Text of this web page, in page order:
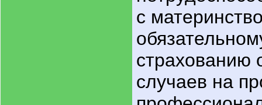
с
страхованию
случаев на